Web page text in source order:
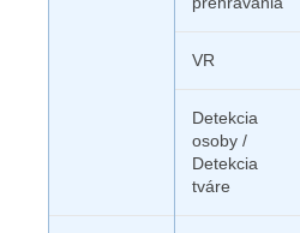
VR
Detekcia
osoby /
Detekcia
tváre